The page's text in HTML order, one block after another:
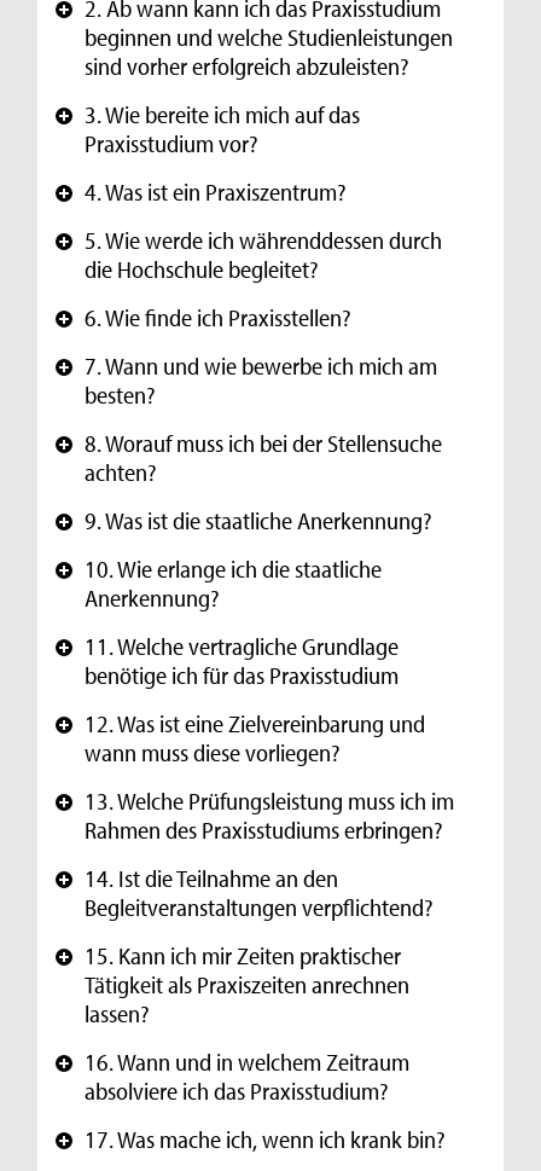
+ 2. Ab wann kann ich das Praxisstudium
beginnen und welche Studienleistungen
sind vorher erfolgreich abzuleisten?
+ 3. Wie bereite ich mich auf das
Praxisstudium vor?
+ 4. Was ist ein Praxiszentrum?
+ 5. Wie werde ich währenddessen durch
die Hochschule begleitet?
+ 6. Wie finde ich Praxisstellen?
+ 7. Wann und wie bewerbe ich mich am
besten?
+ 8. Worauf muss ich bei der Stellensuche
achten?
+ 9. Was ist die staatliche Anerkennung?
+ 10. Wie erlange ich die staatliche
Anerkennung?
+ 11. Welche vertragliche Grundlage
benötige ich für das Praxisstudium
+ 12. Was ist eine Zielvereinbarung und
wann muss diese vorliegen?
+ 13. Welche Prüfungsleistung muss ich im
Rahmen des Praxisstudiums erbringen?
+ 14. Ist die Teilnahme an den
Begleitveranstaltungen verpflichtend?
+ 15. Kann ich mir Zeiten praktischer
Tätigkeit als Praxiszeiten anrechnen
lassen?
+ 16. Wann und in welchem Zeitraum
absolviere ich das Praxisstudium?
+ 17. Was mache ich, wenn ich krank bin?